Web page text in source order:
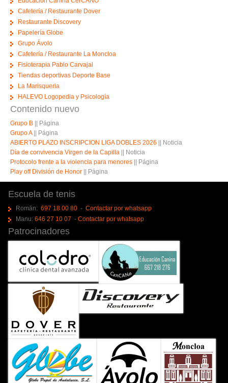
Cafetería / Restaurante Dover
Restaurante Discovery
Papelería Globe
Grupo Ávolo
Cafetería / Restaurante La Moncloa
Fisioterapia Pablo Carvajal
Tiendas deportivas Deporte Base
La Marisqueria
HALEVO Logopedia y Psicología
Contenido nuevo
Grupo B
Página
Grupo A
Página
ABIERTO PLAZO INSCRIPCION LIGA DOBLES 2026
Noticia
Día de convivencia Virgen de la Capilla
Noticia
Protocolo frente a la violencia para menores
Página
Play off División de Honor
Página
Escuela de tenis
Román: 697 18 00 80- Contactar por whatsapp
Manu: 646 27 10 07 - Contactar por whatsapp
Patrocinadores